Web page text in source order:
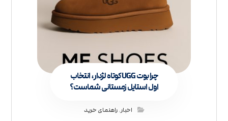
چرا بوت UGG کوتاه لژدار، انتخاب
اول استایل زمستانی شماست؟
اخبار,راهنمای خرید